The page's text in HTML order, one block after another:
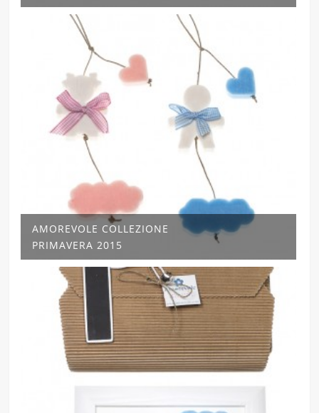
AMOREVOLE COLLEZIONE
PRIMAVERA 2015